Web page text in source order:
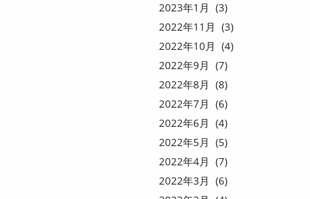
2023
1
3
2022
11
3
2022
10
4
2022
9
7
2022
8
8
2022
7
6
2022
6
4
2022
5
5
2022
4
7
2022
3
6